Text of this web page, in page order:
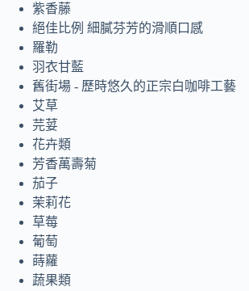
紫香藤
絕佳比例 細膩芬芳的滑順口感
羅勒
羽衣甘藍
舊街場 - 歷時悠久的正宗白咖啡工藝
艾草
芫荽
花卉類
芳香萬壽菊
茄子
茉莉花
草莓
葡萄
蒔蘿
蔬果類